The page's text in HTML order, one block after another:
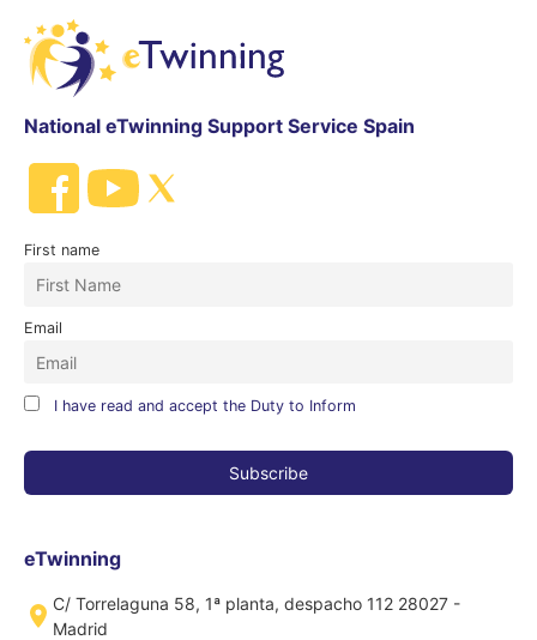
National eTwinning Support Service Spain
First name
Email
I have read and accept the Duty to Inform
eTwinning
C/ Torrelaguna 58, 1ª planta, despacho 112 28027 -
Madrid